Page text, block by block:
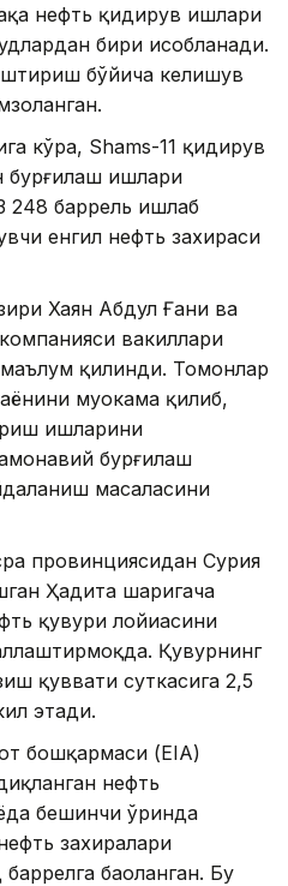
нефть қидирув ишлари
бири ҳисобланади.
бўйича келишув
кўра, Shams-11 қидирув
бурғилаш ишлари
248 баррель ишлаб
енгил нефть захираси
Хаян Абдул Ғани ва
вакиллари
қилинди. Томонлар
муҳокама қилиб,
ишларини
бурғилаш
масаласини
провинциясидан Сурия
Ҳадита шаҳригача
қувури лойиҳасини
Қувурнинг
қуввати суткасига 2,5
этади.
бошқармаси (EIA)
нефть
бешинчи ўринда
захиралари
баҳоланган. Бу